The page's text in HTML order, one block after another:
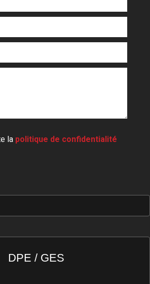
la politique de confidentialité
DPE / GES